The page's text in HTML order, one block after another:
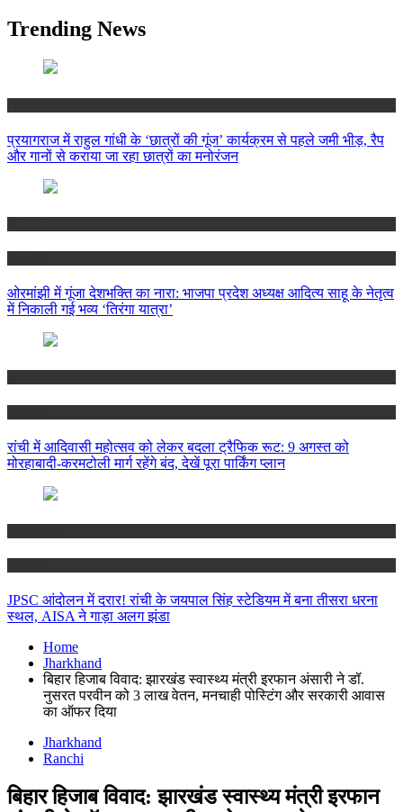
Trending News
प्रयागराज में राहुल गांधी के ‘छात्रों की गूंज’ कार्यक्रम से पहले जमी भीड़, रैप
और गानों से कराया जा रहा छात्रों का मनोरंजन
ओरमांझी में गूंजा देशभक्ति का नारा: भाजपा प्रदेश अध्यक्ष आदित्य साहू के नेतृत्व
में निकाली गई भव्य ‘तिरंगा यात्रा’
रांची में आदिवासी महोत्सव को लेकर बदला ट्रैफिक रूट: 9 अगस्त को
मोरहाबादी-करमटोली मार्ग रहेंगे बंद, देखें पूरा पार्किंग प्लान
JPSC आंदोलन में दरार! रांची के जयपाल सिंह स्टेडियम में बना तीसरा धरना
स्थल, AISA ने गाड़ा अलग झंडा
Home
Jharkhand
बिहार हिजाब विवाद: झारखंड स्वास्थ्य मंत्री इरफान अंसारी ने डॉ.
नुसरत परवीन को 3 लाख वेतन, मनचाही पोस्टिंग और सरकारी आवास
का ऑफर दिया
Jharkhand
Ranchi
बिहार हिजाब विवाद: झारखंड स्वास्थ्य मंत्री इरफान